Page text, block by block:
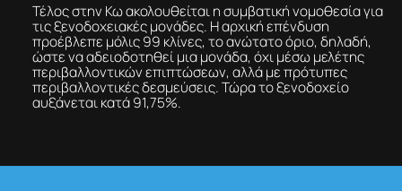
Τέλος στην Κω ακολουθείται η συμβατική νομοθεσία για
τις ξενοδοχειακές μονάδες. Η αρχική επένδυση
προέβλεπε μόλις 99 κλίνες, το ανώτατο όριο, δηλαδή,
ώστε να αδειοδοτηθεί μια μονάδα, όχι μέσω μελέτης
περιβαλλοντικών επιπτώσεων, αλλά με πρότυπες
περιβαλλοντικές δεσμεύσεις. Τώρα το ξενοδοχείο
αυξάνεται κατά 91,75%.